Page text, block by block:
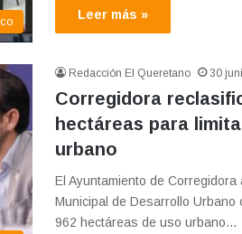
Leer más »
Redacción El Queretano 30
Corregidora
hectáreas para
urbano
El Ayuntamiento de
Municipal de Desarrollo Urbano
962 hectáreas de uso urbano…